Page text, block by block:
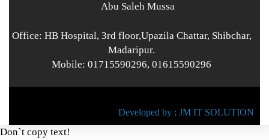
Abu Saleh Mussa
Office: HB Hospital, 3rd floor,Upazila Chattar, Shibchar,
Madaripur.
Mobile: 01715590296, 01615590296
Developed by : JM IT SOLUTION
Don`t copy text!